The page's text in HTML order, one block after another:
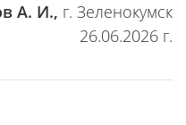
А. И., г. Зеленокумск
26.06.2026 г.